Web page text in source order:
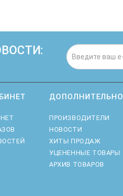
ДОПОЛНИТЕЛЬНО
ПРОИЗВОДИТЕЛИ
НОВОСТИ
ХИТЫ ПРОДАЖ
УЦЕНЕННЫЕ ТОВАРЫ
АРХИВ ТОВАРОВ